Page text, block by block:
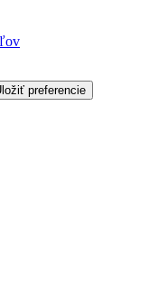
preferencie